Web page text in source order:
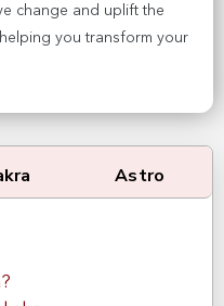
change and uplift the
you transform your
Astro